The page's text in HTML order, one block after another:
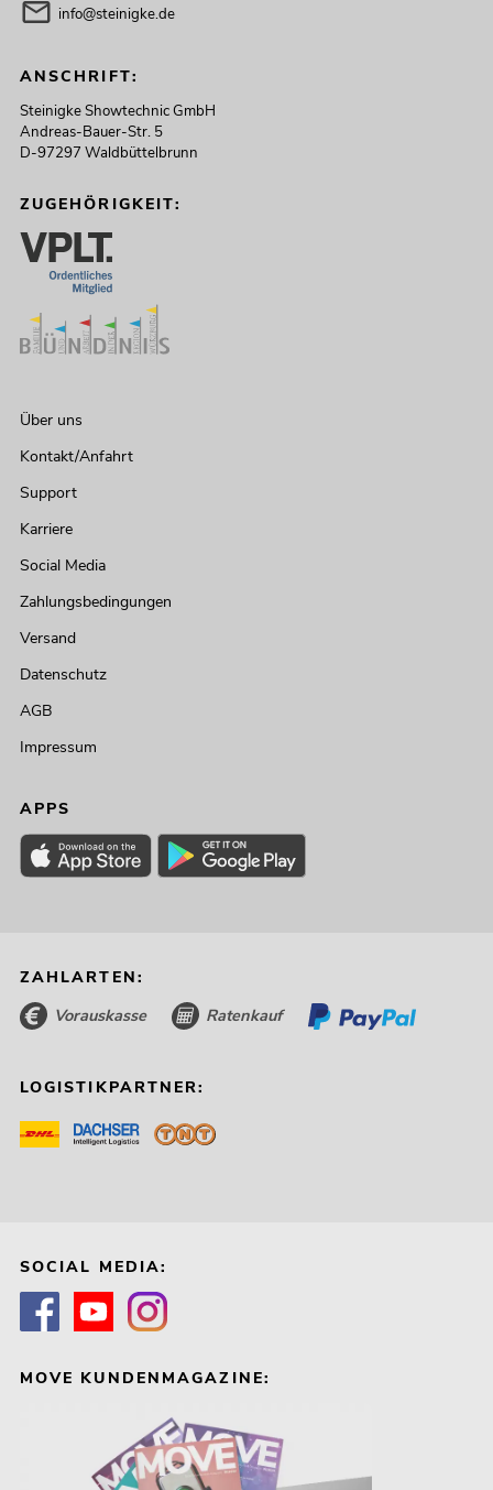
info@steinigke.de
ANSCHRIFT:
Steinigke Showtechnic GmbH
Andreas-Bauer-Str. 5
D-97297 Waldbüttelbrunn
ZUGEHÖRIGKEIT:
Über uns
Kontakt/Anfahrt
Support
Karriere
Social Media
Zahlungsbedingungen
Versand
Datenschutz
AGB
Impressum
APPS
ZAHLARTEN:
Vorauskasse Ratenkauf
LOGISTIKPARTNER:
SOCIAL MEDIA:
MOVE KUNDENMAGAZINE: